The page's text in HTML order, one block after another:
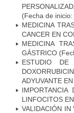
(Fecha de
MEDICINA
CANCER EN
MEDICINA
GÁSTRICO
ESTUDIO DE
ADYUVANTE
LINFOCITOS
VALIDACIÓN IN